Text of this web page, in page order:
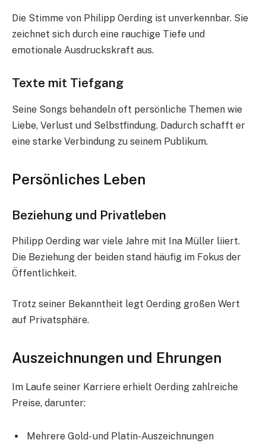
Die Stimme von Philipp Oerding ist unverkennbar. Sie
zeichnet sich durch eine rauchige Tiefe und
emotionale Ausdruckskraft aus.
Texte mit Tiefgang
Seine Songs behandeln oft persönliche Themen wie
Liebe, Verlust und Selbstfindung. Dadurch schafft er
eine starke Verbindung zu seinem Publikum.
Persönliches Leben
Beziehung und Privatleben
Philipp Oerding war viele Jahre mit Ina Müller liiert.
Die Beziehung der beiden stand häufig im Fokus der
Öffentlichkeit.
Trotz seiner Bekanntheit legt Oerding großen Wert
auf Privatsphäre.
Auszeichnungen und Ehrungen
Im Laufe seiner Karriere erhielt Oerding zahlreiche
Preise, darunter:
Mehrere Gold- und Platin-Auszeichnungen